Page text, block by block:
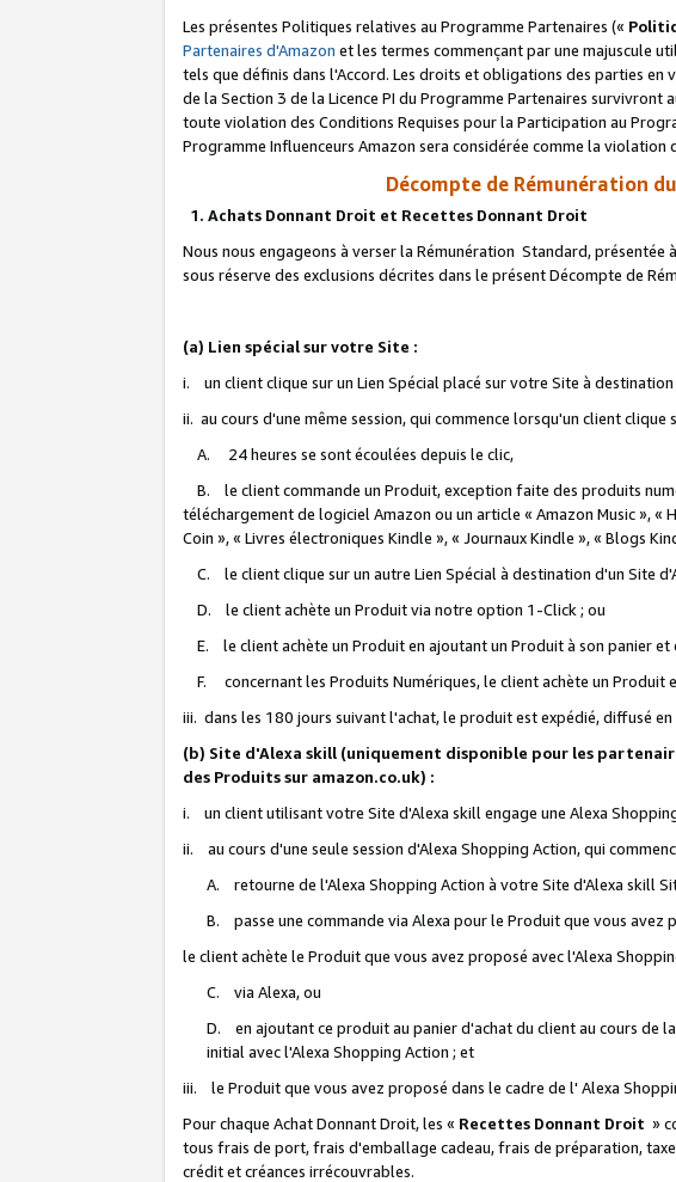
Les présentes Politiques relatives au Programme Partenaires («
Partenaires d'Amazon et les termes commençant par une majuscule
tels que définis dans l'Accord. Les droits et obligations des parties en
de la Section 3 de la Licence PI du Programme Partenaires
toute violation des Conditions Requises pour la Participation au
Programme Influenceurs Amazon sera considérée comme la violation
Décompte de Rémunération
1. Achats Donnant Droit et Recettes Donnant Droit
Nous nous engageons à verser la Rémunération Standard,
sous réserve des exclusions décrites dans le présent Décompte de
(a) Lien spécial sur votre Site :
i. un client clique sur un Lien Spécial placé sur votre Site à
ii. au cours d'une même session, qui commence lorsqu'un client
A. 24 heures se sont écoulées depuis le clic,
B. le client commande un Produit, exception faite des produits
téléchargement de logiciel Amazon ou un article « Amazon Music », «
Coin », « Livres électroniques Kindle », « Journaux Kindle », « Blogs
C. le client clique sur un autre Lien Spécial à destination d'un Site
D. le client achète un Produit via notre option 1-Click ; ou
E. le client achète un Produit en ajoutant un Produit à son panier et
F. concernant les Produits Numériques, le client achète un Produit
iii. dans les 180 jours suivant l'achat, le produit est expédié, diffusé
(b) Site d'Alexa skill (uniquement disponible pour les
des Produits sur amazon.co.uk) :
i. un client utilisant votre Site d'Alexa skill engage une Alexa
ii. au cours d'une seule session d'Alexa Shopping Action, qui
A. retourne de l'Alexa Shopping Action à votre Site d'Alexa skill
B. passe une commande via Alexa pour le Produit que vous avez
le client achète le Produit que vous avez proposé avec l'Alexa
C. via Alexa, ou
D. en ajoutant ce produit au panier d'achat du client au cours de
initial avec l'Alexa Shopping Action ; et
iii. le Produit que vous avez proposé dans le cadre de l' Alexa
Pour chaque Achat Donnant Droit, les « Recettes Donnant Droit »
tous frais de port, frais d'emballage cadeau, frais de préparation,
crédit et créances irrécouvrables.